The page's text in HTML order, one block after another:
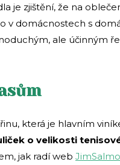
je zjištění, že na
v domácnostech s
ale účinným
která je hlavním
o velikosti
jak radí web